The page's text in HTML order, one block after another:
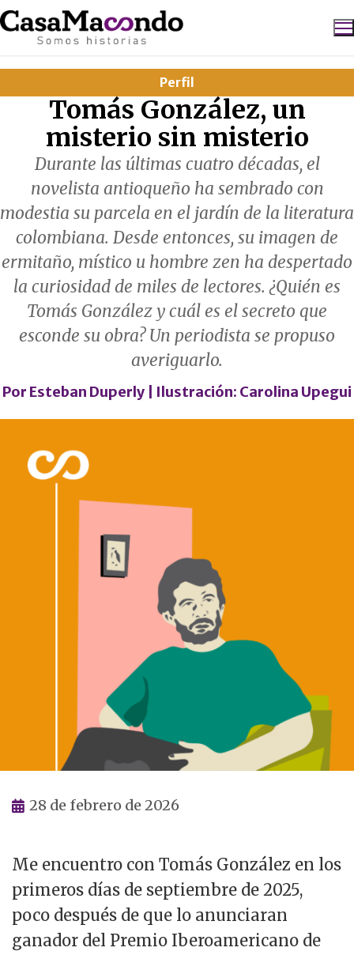
Ir
al
contenido
Buscar:
Perfil
Tomás González, un
misterio sin misterio
Durante las últimas cuatro décadas, el
novelista antioqueño ha sembrado con
modestia su parcela en el jardín de la literatura
colombiana. Desde entonces, su imagen de
ermitaño, místico u hombre zen ha despertado
la curiosidad de miles de lectores. ¿Quién es
Tomás González y cuál es el secreto que
esconde su obra? Un periodista se propuso
averiguarlo.
Por Esteban Duperly | Ilustración: Carolina Upegui
28 de febrero de 2026
Me encuentro con Tomás González en los
primeros días de septiembre de 2025,
poco después de que lo anunciaran
ganador del Premio Iberoamericano de